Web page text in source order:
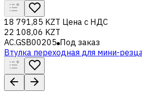
18 791,85 KZT Цена с НДС
22 108,06 KZT
AC.GSB00205 Под заказ
Втулка переходная для мини-